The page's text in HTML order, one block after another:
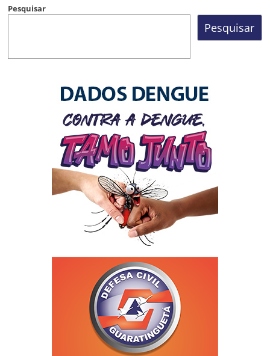
Pesquisar
Pesquisar